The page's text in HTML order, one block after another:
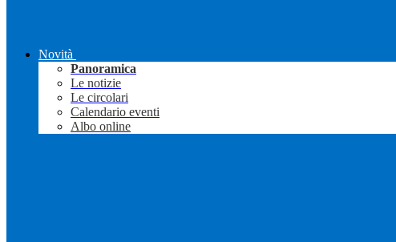
Novità
Panoramica
Le notizie
Le circolari
Calendario eventi
Albo online